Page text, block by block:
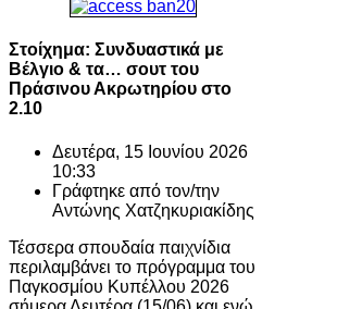
Στοίχημα: Συνδυαστικά με
Βέλγιο & τα… σουτ του
Πράσινου Ακρωτηρίου στο
2.10
Δευτέρα, 15 Ιουνίου 2026
10:33
Γράφτηκε από τον/την
Αντώνης Χατζηκυριακίδης
Τέσσερα σπουδαία παιχνίδια
περιλαμβάνει το πρόγραμμα του
Παγκοσμίου Κυπέλλου 2026